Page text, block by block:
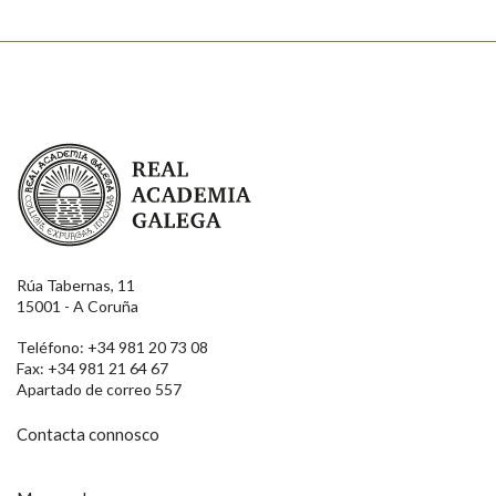
Real Academia Galega
Rúa Tabernas, 11
15001 - A Coruña
Teléfono: +34 981 20 73 08
Fax: +34 981 21 64 67
Apartado de correo 557
Contacta connosco